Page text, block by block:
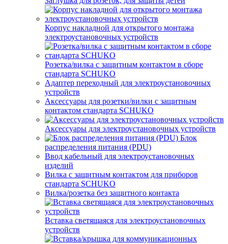
Корпус накладной для открытого монтажа
электроустановочных устройств
Розетка/вилка с защитным контактом в сборе
стандарта SCHUKO
Адаптер переходный для электроустановочных
устройств
Аксессуары для розетки/вилки с защитным
контактом стандарта SCHUKO
Аксессуары для электроустановочных устройств
Блок
распределения питания (PDU)
Ввод кабельный для электроустановочных
изделий
Вилка с защитным контактом для приборов
стандарта SCHUKO
Вилка/розетка без защитного контакта
Вставка светящаяся для электроустановочных
устройств